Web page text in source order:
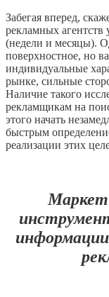
Забегая вперед,
рекламных агентств
(недели и месяцы).
поверхностное, но
индивидуальные
рынке, сильные
Наличие такого
рекламщикам на
этого начать
быстрым
реализации этих